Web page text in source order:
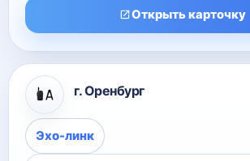
Открыть карточку
г. Оренбург
Эхо-линк